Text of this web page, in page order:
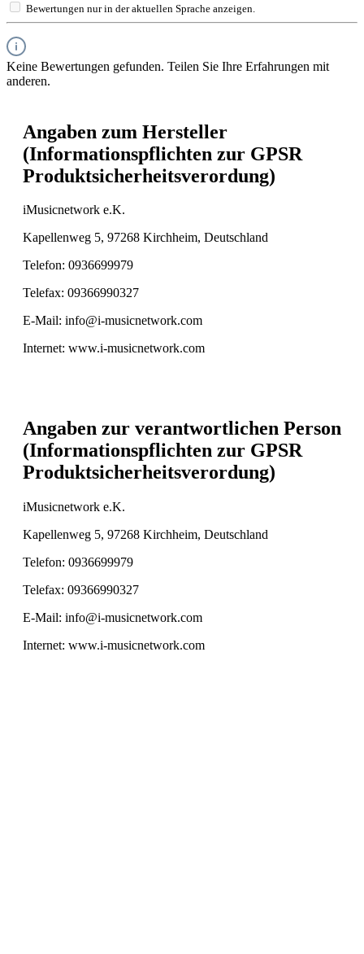
Bewertungen nur in der aktuellen Sprache anzeigen.
Keine Bewertungen gefunden. Teilen Sie Ihre Erfahrungen mit
anderen.
Angaben zum Hersteller
(Informationspflichten zur GPSR
Produktsicherheitsverordung)
iMusicnetwork e.K.
Kapellenweg 5, 97268 Kirchheim, Deutschland
Telefon: 0936699979
Telefax: 09366990327
E-Mail: info@i-musicnetwork.com
Internet: www.i-musicnetwork.com
Angaben zur verantwortlichen Person
(Informationspflichten zur GPSR
Produktsicherheitsverordung)
iMusicnetwork e.K.
Kapellenweg 5, 97268 Kirchheim, Deutschland
Telefon: 0936699979
Telefax: 09366990327
E-Mail: info@i-musicnetwork.com
Internet: www.i-musicnetwork.com